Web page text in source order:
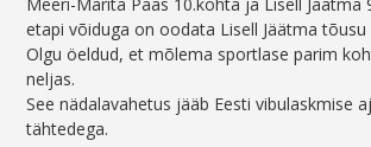
etapi võiduga on oodata Lisell Jäätma tõusu
Olgu öeldud, et mõlema sportlase parim
neljas.
See nädalavahetus jääb Eesti vibulaskmise
tähtedega.